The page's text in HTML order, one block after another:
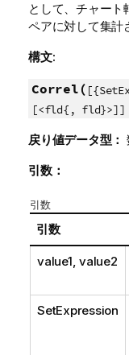
として、チャー
ペアに対して集計
構文:
Correl(
[<fld{, fld}>]]
戻り値データ型：
引数：
引数
引数
value1, value2
SetExpression